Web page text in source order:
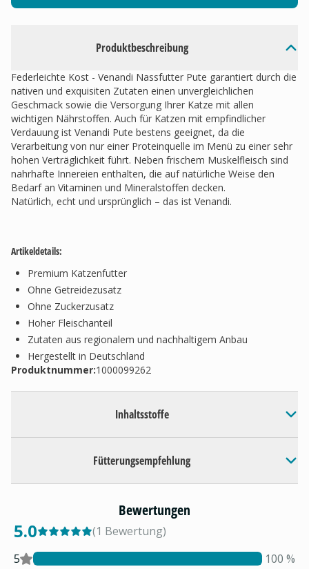
Produktbeschreibung
Federleichte Kost - Venandi Nassfutter Pute garantiert durch die
nativen und exquisiten Zutaten einen unvergleichlichen
Geschmack sowie die Versorgung Ihrer Katze mit allen
wichtigen Nährstoffen. Auch für Katzen mit empfindlicher
Verdauung ist Venandi Pute bestens geeignet, da die
Verarbeitung von nur einer Proteinquelle im Menü zu einer sehr
hohen Verträglichkeit führt. Neben frischem Muskelfleisch sind
nahrhafte Innereien enthalten, die auf natürliche Weise den
Bedarf an Vitaminen und Mineralstoffen decken.
Natürlich, echt und ursprünglich – das ist Venandi.
Artikeldetails:
Premium Katzenfutter
Ohne Getreidezusatz
Ohne Zuckerzusatz
Hoher Fleischanteil
Zutaten aus regionalem und nachhaltigem Anbau
Hergestellt in Deutschland
Produktnummer:1000099262
Inhaltsstoffe
Fütterungsempfehlung
Bewertungen
5.0 (1 Bewertung)
5
100 %